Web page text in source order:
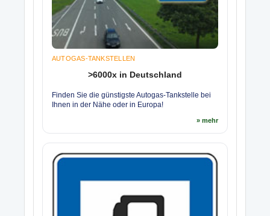
AUTOGAS-TANKSTELLEN
>6000x in Deutschland
Finden Sie die günstigste Autogas-Tankstelle bei
Ihnen in der Nähe oder in Europa!
» mehr